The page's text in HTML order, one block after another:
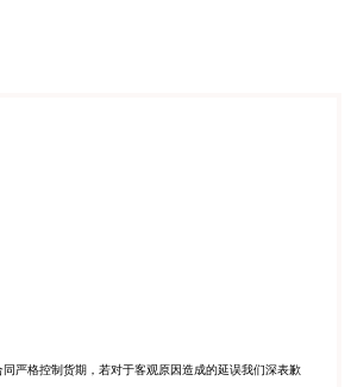
严格控制货期，若对于客观原因造成的延误我们深表歉